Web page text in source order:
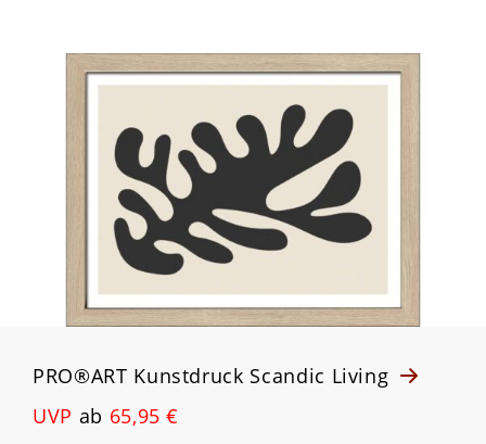
PRO®ART Kunstdruck Scandic Living
UVP ab 65,95 €